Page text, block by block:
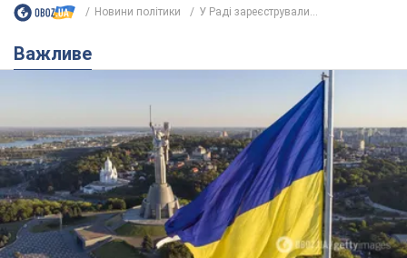
Новини політики У Раді зареєстрували...
Важливе